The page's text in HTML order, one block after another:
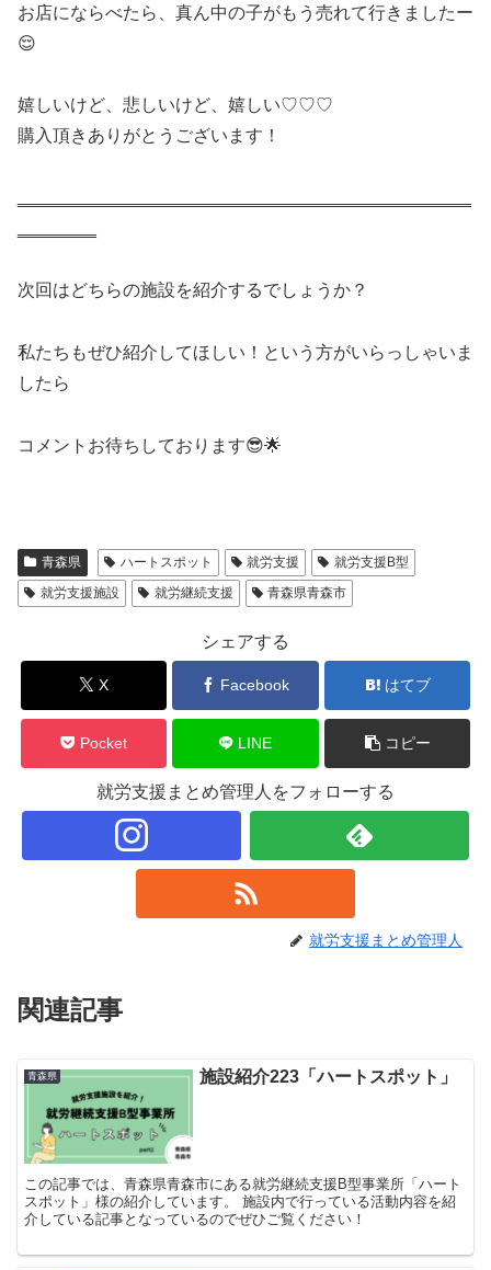
お店にならべたら、真ん中の子がもう売れて行きましたー
😌
嬉しいけど、悲しいけど、嬉しい♡♡♡
購入頂きありがとうございます！
次回はどちらの施設を紹介するでしょうか？
私たちもぜひ紹介してほしい！という方がいらっしゃいま
したら
コメントお待ちしております😎🌟
青森県 ハートスポット 就労支援
就労支援B型
就労支援施設
就労継続支援 青森県青森市
シェアする
X Facebook はてブ
Pocket LINE コピー
就労支援まとめ管理人をフォローする
就労支援まとめ管理人
関連記事
青森県 施設紹介223「ハートスポット」
この記事では、青森県青森市にある就労継続支援B型事業所「ハート
スポット」様の紹介しています。 施設内で行っている活動内容を紹
介している記事となっているのでぜひご覧ください！